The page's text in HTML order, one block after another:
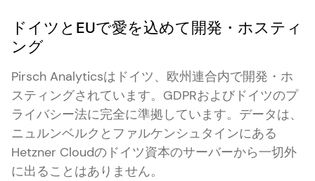
ドイツとEUで愛を込めて開発・ホスティ
ング
Pirsch Analyticsはドイツ、欧州連合内で開発・ホ
スティングされています。GDPRおよびドイツのプ
ライバシー法に完全に準拠しています。データは、
ニュルンベルクとファルケンシュタインにある
Hetzner Cloudのドイツ資本のサーバーから一切外
に出ることはありません。